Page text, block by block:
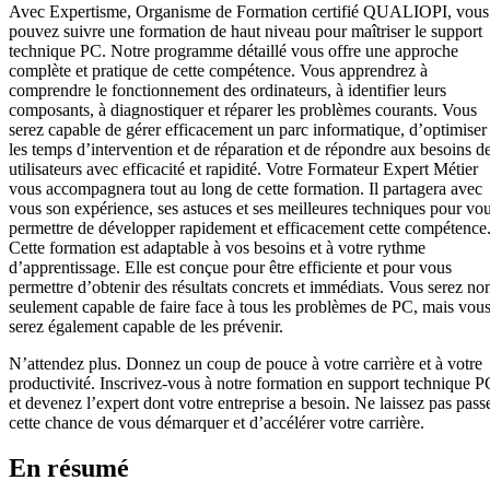
Avec Expertisme, Organisme de Formation certifié QUALIOPI, vous
pouvez suivre une formation de haut niveau pour maîtriser le support
technique PC. Notre programme détaillé vous offre une approche
complète et pratique de cette compétence. Vous apprendrez à
comprendre le fonctionnement des ordinateurs, à identifier leurs
composants, à diagnostiquer et réparer les problèmes courants. Vous
serez capable de gérer efficacement un parc informatique, d’optimiser
les temps d’intervention et de réparation et de répondre aux besoins
utilisateurs avec efficacité et rapidité. Votre Formateur Expert Métier
vous accompagnera tout au long de cette formation. Il partagera avec
vous son expérience, ses astuces et ses meilleures techniques pour
permettre de développer rapidement et efficacement cette compétence.
Cette formation est adaptable à vos besoins et à votre rythme
d’apprentissage. Elle est conçue pour être efficiente et pour vous
permettre d’obtenir des résultats concrets et immédiats. Vous serez
seulement capable de faire face à tous les problèmes de PC, mais vous
serez également capable de les prévenir.
N’attendez plus. Donnez un coup de pouce à votre carrière et à votre
productivité. Inscrivez-vous à notre formation en support technique
et devenez l’expert dont votre entreprise a besoin. Ne laissez pas
cette chance de vous démarquer et d’accélérer votre carrière.
En résumé